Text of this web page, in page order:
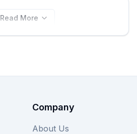
Read More
Company
About Us